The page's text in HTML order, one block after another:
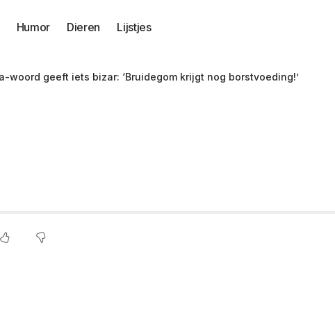
Humor Dieren Lijstjes
woord geeft iets bizar: ‘Bruidegom krijgt nog borstvoeding!’